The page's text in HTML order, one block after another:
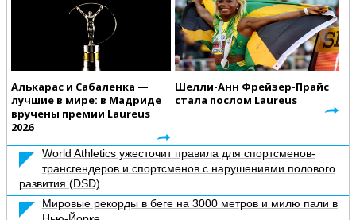
Алькарас и Сабаленка —
лучшие в мире: в Мадриде
вручены премии Laureus
2026
Шелли-Анн Фрейзер-Прайс
стала послом Laureus
World Athletics ужесточит правила для спортсменов-
трансгендеров и спортсменов с нарушениями полового
развития (DSD)
Мировые рекорды в беге на 3000 метров и милю пали в